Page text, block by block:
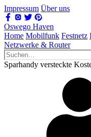
Impressum Über uns
Oswego Haven
Home Mobilfunk Festnetz
Netzwerke & Router
Sparhandy versteckte